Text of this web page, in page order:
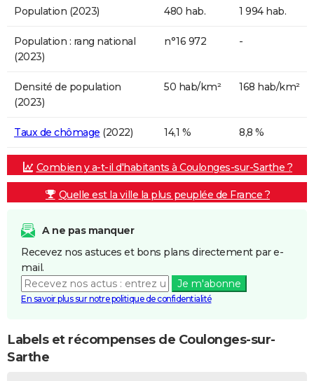
Population (2023) 480 hab. 1 994 hab.
Population : rang national
(2023)
n°16 972 -
Densité de population
(2023)
50 hab/km² 168 hab/km²
Taux de chômage (2022) 14,1 % 8,8 %
Combien y a-t-il d'habitants à Coulonges-sur-Sarthe ?
Quelle est la ville la plus peuplée de France ?
A ne pas manquer
Recevez nos astuces et bons plans directement par e-
mail.
Je m'abonne
En savoir plus sur notre politique de confidentialité
Labels et récompenses de Coulonges-sur-
Sarthe